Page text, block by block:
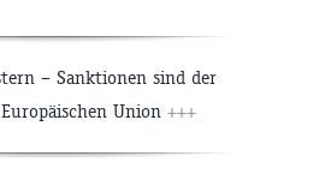
– Sanktionen sind der
Union +++